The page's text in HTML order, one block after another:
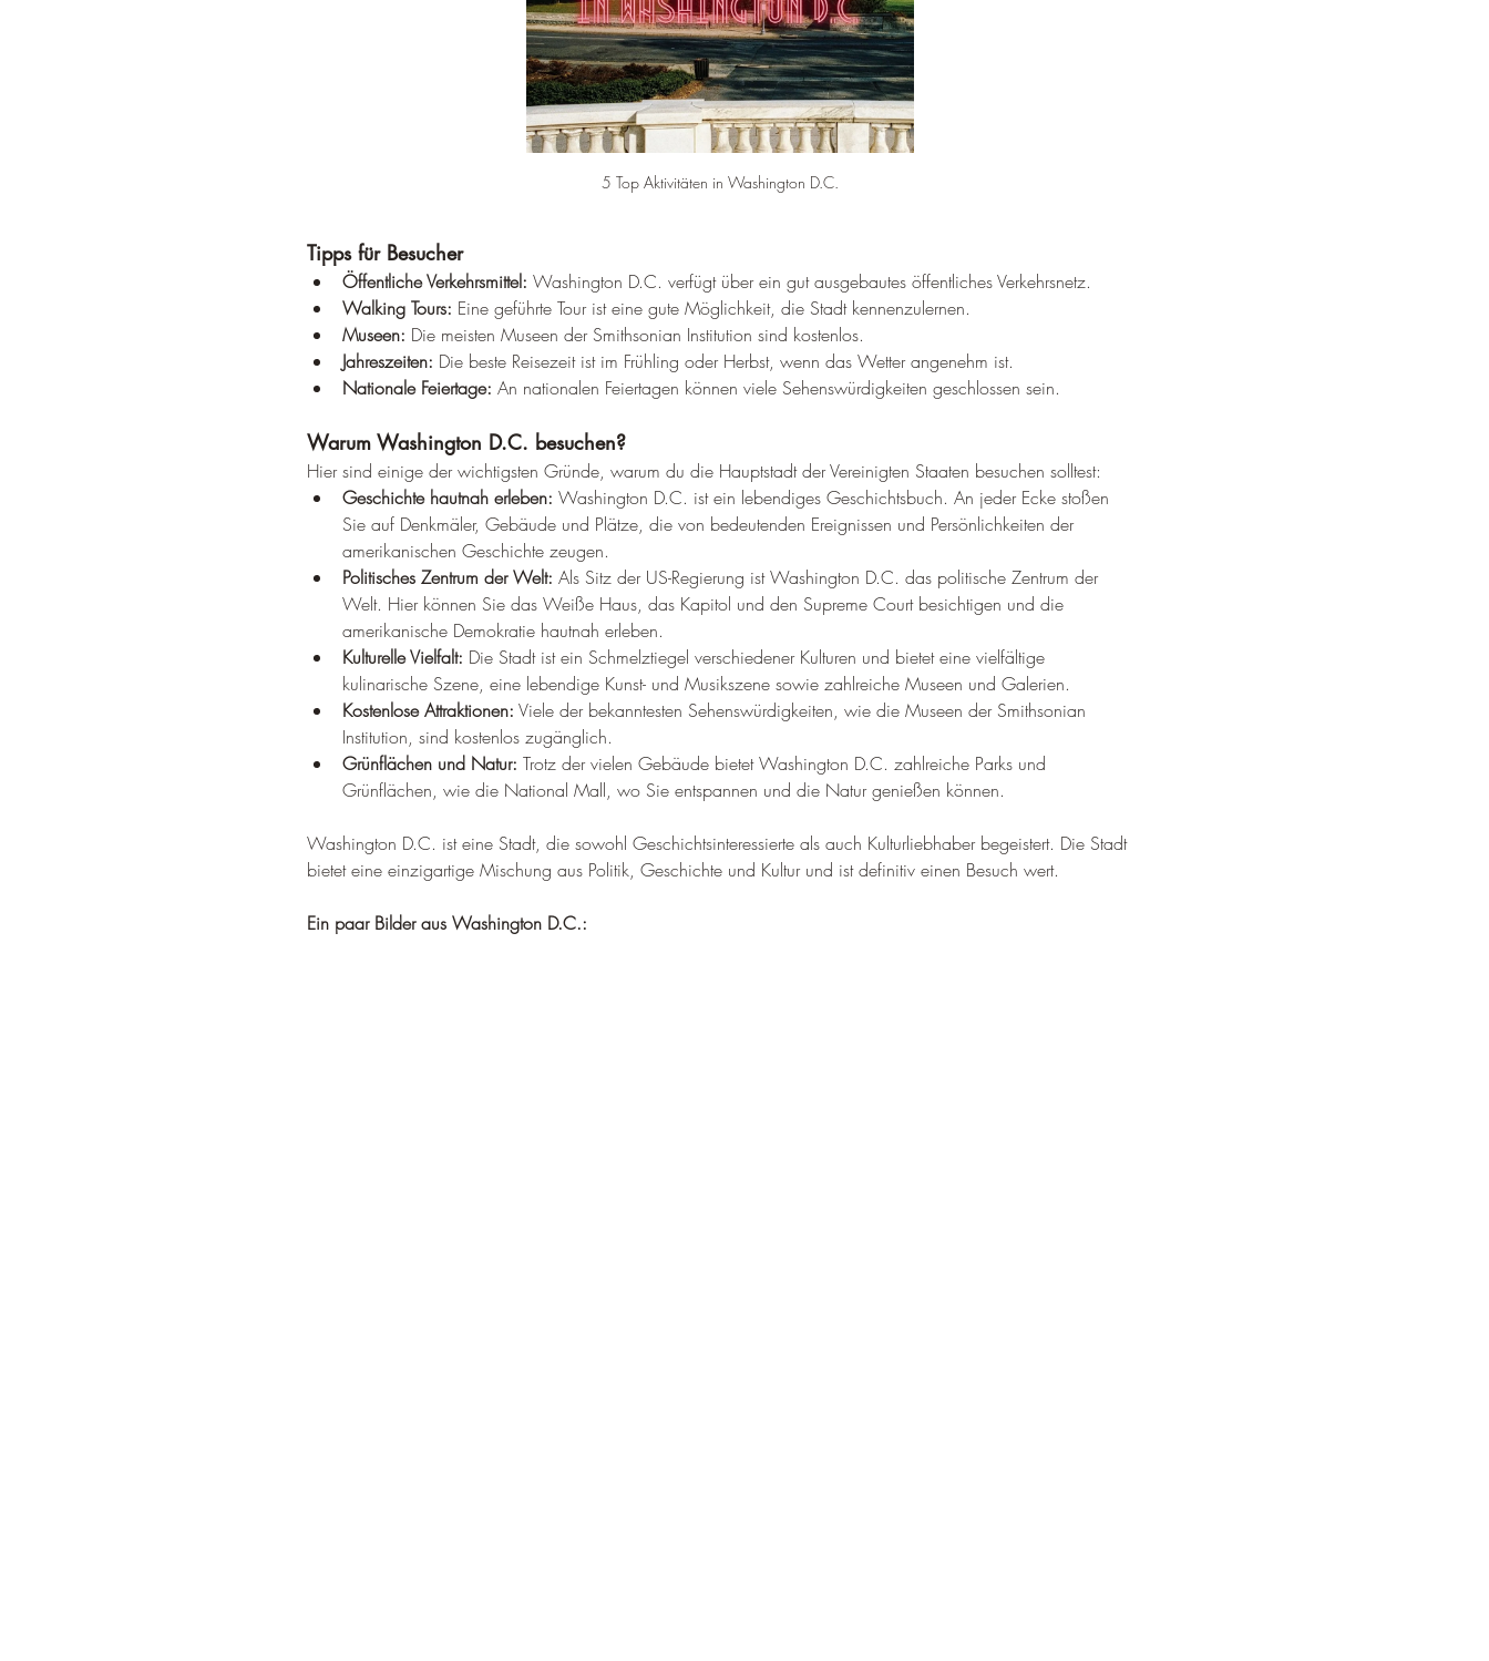
5 Top Aktivitäten in Washington D.C.
Tipps für Besucher
Öffentliche Verkehrsmittel: Washington D.C. verfügt über ein gut ausgebautes öffentliches Verkehrsnetz.
Walking Tours: Eine geführte Tour ist eine gute Möglichkeit, die Stadt kennenzulernen.
Museen: Die meisten Museen der Smithsonian Institution sind kostenlos.
Jahreszeiten: Die beste Reisezeit ist im Frühling oder Herbst, wenn das Wetter angenehm ist.
Nationale Feiertage: An nationalen Feiertagen können viele Sehenswürdigkeiten geschlossen sein.
Warum Washington D.C. besuchen?
Hier sind einige der wichtigsten Gründe, warum du die Hauptstadt der Vereinigten Staaten besuchen solltest:
Geschichte hautnah erleben: Washington D.C. ist ein lebendiges Geschichtsbuch. An jeder Ecke stoßen
Sie auf Denkmäler, Gebäude und Plätze, die von bedeutenden Ereignissen und Persönlichkeiten der
amerikanischen Geschichte zeugen.
Politisches Zentrum der Welt: Als Sitz der US-Regierung ist Washington D.C. das politische Zentrum der
Welt. Hier können Sie das Weiße Haus, das Kapitol und den Supreme Court besichtigen und die
amerikanische Demokratie hautnah erleben.
Kulturelle Vielfalt: Die Stadt ist ein Schmelztiegel verschiedener Kulturen und bietet eine vielfältige
kulinarische Szene, eine lebendige Kunst- und Musikszene sowie zahlreiche Museen und Galerien.
Kostenlose Attraktionen: Viele der bekanntesten Sehenswürdigkeiten, wie die Museen der Smithsonian
Institution, sind kostenlos zugänglich.
Grünflächen und Natur: Trotz der vielen Gebäude bietet Washington D.C. zahlreiche Parks und
Grünflächen, wie die National Mall, wo Sie entspannen und die Natur genießen können.
Washington D.C. ist eine Stadt, die sowohl Geschichtsinteressierte als auch Kulturliebhaber begeistert. Die Stadt
bietet eine einzigartige Mischung aus Politik, Geschichte und Kultur und ist definitiv einen Besuch wert.
Ein paar Bilder aus Washington D.C.: